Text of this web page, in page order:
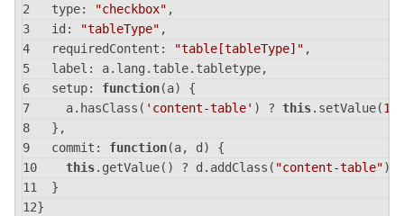
type: "checkbox" ,
id : "tableType" ,
requiredContent : "table[tableType]" ,
label : a.lang.table.tabletype,
setup: function(a) {
    a.hasClass(
'content-table' ) ? this.setValue(1
  },
commit : function(a, d ) {
this.getValue() ? d.addClass( "content-table") :
  }
}